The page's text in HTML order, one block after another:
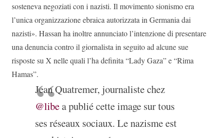
sosteneva negoziati con i nazisti. Il movimento sionismo era
l’unica organizzazione ebraica autorizzata in Germania dai
nazisti». Hassan ha inoltre annunciato l’intenzione di presentare
una denuncia contro il giornalista in seguito ad alcune sue
risposte su X nelle quali l’ha definita “Lady Gaza” e “Rima
Hamas”.
Jean Quatremer, journaliste chez
@libea publié cette image sur tous
ses réseaux sociaux. Le nazisme est